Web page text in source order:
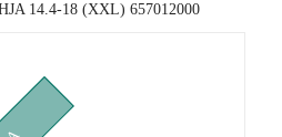
14.4-18 (XXL) 657012000